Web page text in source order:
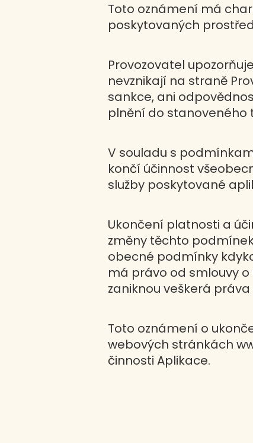
Toto oznámení má
poskytovaných
Provozovatel
nevznikají na straně
sankce, ani
plnění do stanoveného
V souladu s
končí účinnost
služby poskytované
Ukončení platnosti a
změny těchto
obecné podmínky
má právo od smlouvy o
zaniknou veškerá
Toto oznámení o
webových stránkách
činnosti Aplikace.